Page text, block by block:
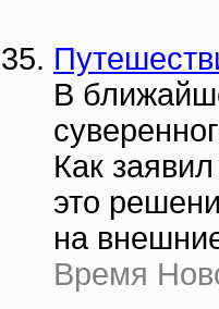
В
Как
это
на
Время